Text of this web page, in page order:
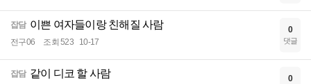
잡담 이쁜 여자들이랑 친해질 사람
전구06 조회 523 10-17
0
댓글
잡담 같이 디코 할 사람 0